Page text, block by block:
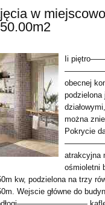
w
Ii
obecnej
podzielona
można
Pokrycie
atrakcyjna
ośmioletni
kw, podzielona na trzy
główne do